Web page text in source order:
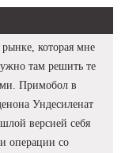
которая мне
там решить те
Примобол в
Ундесиленат
версией себя
операции со